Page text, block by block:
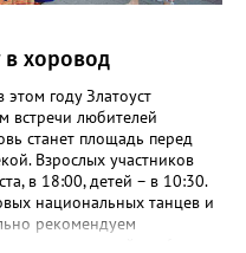
в хоровод
году Златоуст
встречи любителей
станет площадь перед
Взрослых участников
в 18:00, детей – в 10:30.
национальных танцев и
рекомендуем